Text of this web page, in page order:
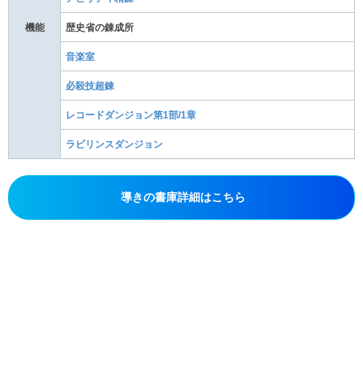
機能 歴史省の錬成所
音楽室
必殺技超錬
レコードダンジョン第1部/1章
ラビリンスダンジョン
導きの書庫詳細はこちら